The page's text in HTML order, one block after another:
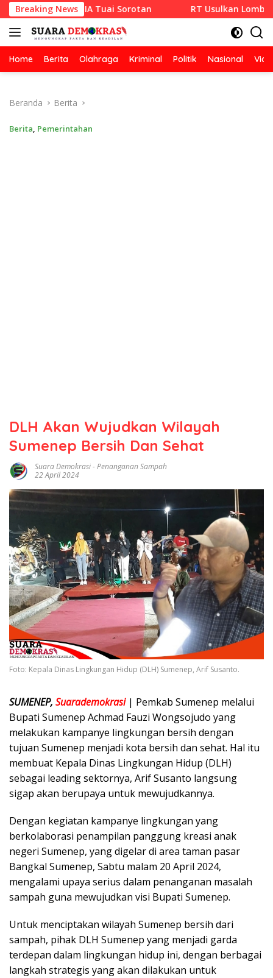
Langsung
ke
konten
Breaking News
SETIA Tuai Sorotan RT Usulkan Lomba
Home Berita Olahraga Kriminal Politik Nasional
Beranda Berita
Berita, Pemerintahan
DLH Akan Wujudkan Wilayah
Sumenep Bersih Dan Sehat
Suara Demokrasi-Penanganan Sampah
22 April 2024
Foto: Kepala Dinas Lingkungan Hidup (DLH) Sumenep, Arif Susanto.
SUMENEP, Suarademokrasi| Pemkab Sumenep melalui
Bupati Sumenep Achmad Fauzi Wongsojudo yang
melakukan kampanye lingkungan bersih dengan
tujuan Sumenep menjadi kota bersih dan sehat. Hal itu
membuat Kepala Dinas Lingkungan Hidup (DLH)
sebagai leading sektornya, Arif Susanto langsung
sigap akan berupaya untuk mewujudkannya.
Dengan kegiatan kampanye lingkungan yang
berkolaborasi penampilan panggung kreasi anak
negeri Sumenep, yang digelar di area taman pasar
Bangkal Sumenep, Sabtu malam 20 April 2024,
mengalami upaya serius dalam penanganan masalah
sampah guna mewujudkan visi Bupati Sumenep.
Untuk menciptakan wilayah Sumenep bersih dari
sampah, pihak DLH Sumenep yang menjadi garda
terdepan dalam lingkungan hidup ini, dengan berbagai
langkah strategis yang akan dilakukan untuk